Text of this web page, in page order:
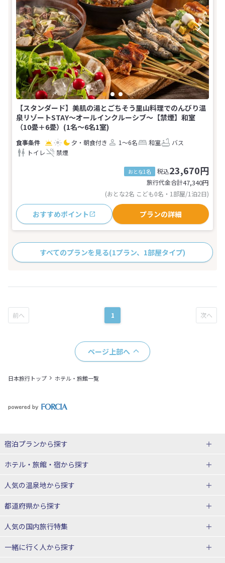
【スタンダード】美肌の湯とごちそう里山料理でのんびり温
泉リゾートSTAY～オールインクルーシブ～【禁煙】和室
（10畳＋6畳）(1名～6名1室)
夕・朝食付き 1～6名 和室
バス
トイレ
禁煙
おとな1名 税込23,670円
旅行代金合計47,340円
(おとな2名 こども0名・1部屋/1泊2日)
おすすめポイント プランの詳細
すべてのプランを見る(1プラン、1部屋タイプ)
1
ページ上部へ
日本旅行トップ ホテル・旅館一覧
宿泊プランから探す
北海道
東北
青森県
宮城県
山形県
ホテル・旅館・宿から探す
北海道ホテル・旅館
青森県ホテル・旅館
宮城県ホテル・旅館
人気の温泉地から探す
北海道
湯の川温泉(北海道)
十勝川温泉(北海道)
都道府県から探す
北海道旅行・ツアー
人気の国内旅行特集
東京ディズニーリゾート®への旅
ユニバーサル・スタジオ・ジャパ
一緒に行く人から探す